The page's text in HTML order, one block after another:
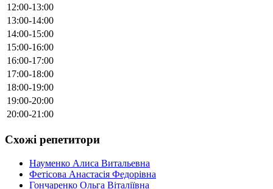
12:00-13:00
13:00-14:00
14:00-15:00
15:00-16:00
16:00-17:00
17:00-18:00
18:00-19:00
19:00-20:00
20:00-21:00
Схожі репетитори
Науменко Алиса Витальевна
Фетісова Анастасія Федорівна
Гончаренко Ольга Віталіївна